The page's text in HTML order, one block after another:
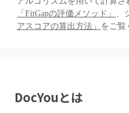
「FitGapの評価メソッド」 、
アスコアの算出方法」 をご覧
DocYouとは